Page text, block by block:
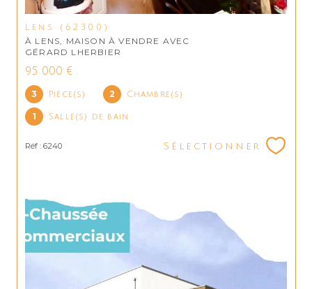
Lens (62300)
À LENS, MAISON À VENDRE AVEC
GÉRARD LHERBIER
95 000 €
3 Pièce(s) 2 Chambre(s)
1 Salle(s) de bain
Réf : 6240 Sélectionner